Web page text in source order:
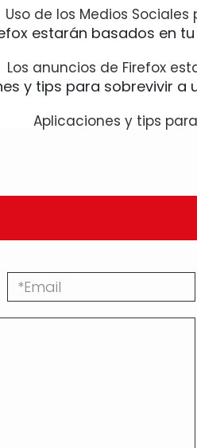
Uso de los Medios Sociales
Los anuncios de Firefox
Aplicaciones y tips para